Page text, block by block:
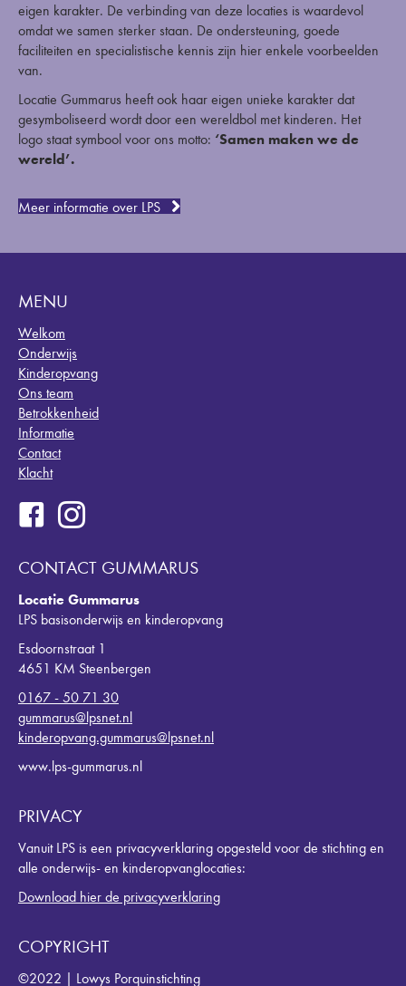
eigen karakter. De verbinding van deze locaties is waardevol
omdat we samen sterker staan. De ondersteuning, goede
faciliteiten en specialistische kennis zijn hier enkele voorbeelden
van.
Locatie Gummarus heeft ook haar eigen unieke karakter dat
gesymboliseerd wordt door een wereldbol met kinderen. Het
logo staat symbool voor ons motto: ‘Samen maken we de
wereld’.
Meer informatie over LPS
MENU
Welkom
Onderwijs
Kinderopvang
Ons team
Betrokkenheid
Informatie
Contact
Klacht
CONTACT GUMMARUS
Locatie Gummarus
LPS basisonderwijs en kinderopvang
Esdoornstraat 1
4651 KM Steenbergen
0167 - 50 71 30
gummarus@lpsnet.nl
kinderopvang.gummarus@lpsnet.nl
www.lps-gummarus.nl
PRIVACY
Vanuit LPS is een privacyverklaring opgesteld voor de stichting en
alle onderwijs- en kinderopvanglocaties:
Download hier de privacyverklaring
COPYRIGHT
©2022 | Lowys Porquinstichting